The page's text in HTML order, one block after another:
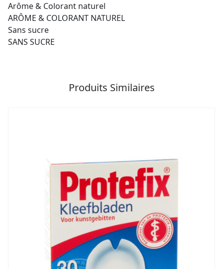
Arôme & Colorant naturel
ARÔME & COLORANT NATUREL
Sans sucre
SANS SUCRE
Produits Similaires